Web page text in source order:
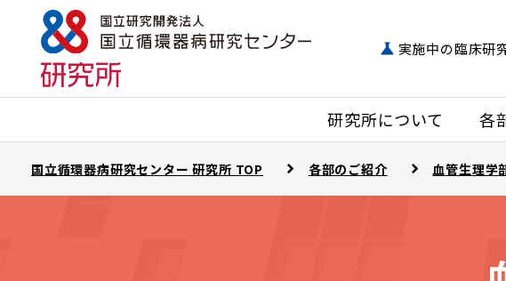
研究所について 各
実施中の臨床研
国立循環器病研究センター 研究所 TOP 各部のご紹介 血管生理学